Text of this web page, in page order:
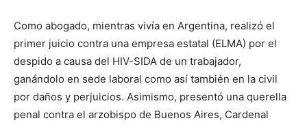
Como abogado, mientras vivía en Argentina, realizó el
primer juicio contra una empresa estatal (ELMA) por el
despido a causa del HIV-SIDA de un trabajador,
ganándolo en sede laboral como así también en la civil
por daños y perjuicios. Asimismo, presentó una querella
penal contra el arzobispo de Buenos Aires, Cardenal